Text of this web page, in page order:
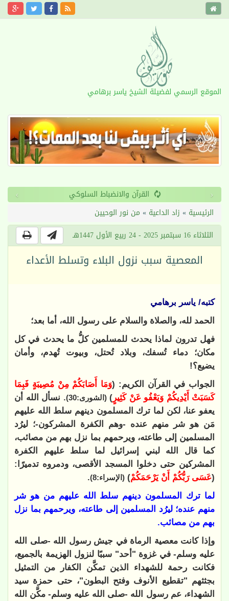
الموقع الرسمي لفضيلة الشيخ ياسر برهامي
القرآن والانضباط السلوكي ‹
›
الرئيسية » زاد الداعية » من نور الوحيين
الثلاثاء 16 سبتمبر 2025 - 24 ربيع الأول 1447هـ
المعصية سبب نزول البلاء وتسلط الأعداء
كتبه/ ياسر برهامي
الحمد لله، والصلاة والسلام على رسول الله، أما بعد؛
فهل تدرون لماذا يحدث للمسلمين كلُّ ما يحدث في كل
مكان؛ دماء تُسفك، وبلاد تُحتل، وبيوت تُهدم، وأمان
يضيع؟!
الجواب في القرآن الكريم: (وَمَا أَصَابَكُمْ مِنْ مُصِيبَةٍ فَبِمَا
كَسَبَتْ أَيْدِيكُمْ وَيَعْفُو عَنْ كَثِيرٍ )(الشورى:30)
. نسأل الله أن
يعفو عنا، لكن لما ترك المسلمون دينهم سلط الله عليهم
مَن هو شر منهم عنده -وهم الكفرة المشركون-؛ ليرُد
المسلمين إلى طاعته، ويرحمهم بما نزل بهم من مصائب،
كما قال الله لبني إسرائيل لما سلط عليهم الكفرة
المشركين حتى دخلوا المسجد الأقصى، ودمروه تدميرًا:
(عَسَى رَبُّكُمْ أَنْ يَرْحَمَكُمْ) (الإسراء:8)
.
لما ترك المسلمون دينهم سلط الله عليهم من هو شر
منهم عنده؛ ليرُد المسلمين إلى طاعته، ويرحمهم بما نزل
بهم من مصائب.
وإذا كانت معصية الرماة في جيش رسول الله -صلى الله
عليه وسلم- في غزوة "أحد" سببًا لنزول الهزيمة بالجميع،
فكانت رحمة للشهداء الذين تمكَّن الكفار من التمثيل
بجثثهم "تقطيع الأنوف وفتح البطون"، حتى حمزة سيد
الشهداء، عم رسول الله -صلى الله عليه وسلم- مكَّن الله